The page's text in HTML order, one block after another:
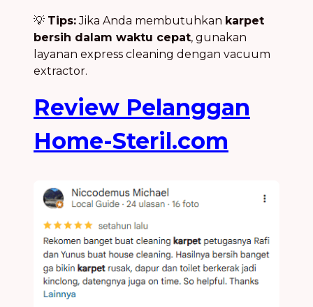
💡 Tips:Jika Anda membutuhkan karpet
bersih dalam waktu cepat, gunakan
layanan express cleaning dengan vacuum
extractor.
Review Pelanggan
Home-Steril.com